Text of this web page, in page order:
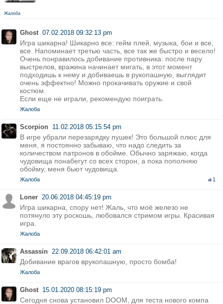
Жалоба
Ghost 07.02.2018 09:32:13 pm
Игра шикарна! Шикарно все: гейм плей, музыка, бои и все,
все. Напоминает третью часть, все так же быстро и весело!
Очень понравилось добивание противника: после пару
выстрелов, вражина начинает мигать, в этот момент
подходишь к нему и добиваешь в рукопашную, выглядит
очень эффектно! Можно прокачивать оружие и свой
костюм.
Если еще не играли, рекомендую поиграть.
Жалоба
Scorpion 11.02.2018 05:15:54 pm
В игре убрали перезарядку пушек! Это большой плюс для
меня, я постоянно забываю, что надо следить за
количеством патронов в обойме. Обычно заряжаю, когда
чудовища понабегут со всех сторон, а пока пополняю
обойму, меня бьют чудовища.
Жалоба 1
Loner 20.06.2018 04:45:19 pm
Игра шикарна, спору нет! Жаль, что моё железо не
потянуло эту роскошь, любовался стримом игры. Красивая
игра.
Жалоба
Assassin 22.09.2018 06:42:01 am
Добивание врагов врукопашную, просто бомба!
Жалоба
Ghost 15.01.2020 08:15:19 pm
Сегодня снова установил DOOM, для теста нового компа